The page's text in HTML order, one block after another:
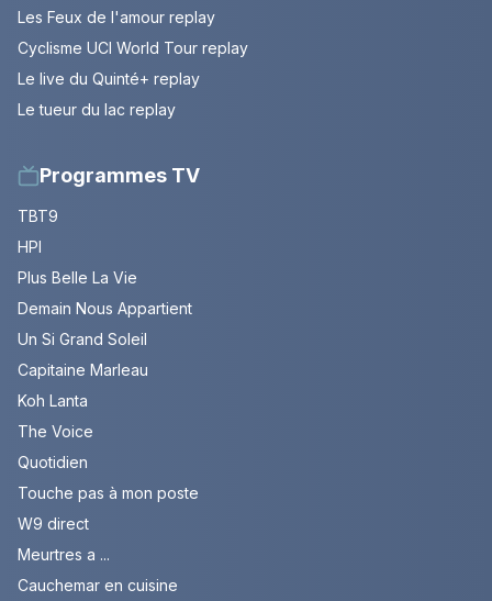
Les Feux de l'amour replay
Cyclisme UCI World Tour replay
Le live du Quinté+ replay
Le tueur du lac replay
Programmes TV
TBT9
HPI
Plus Belle La Vie
Demain Nous Appartient
Un Si Grand Soleil
Capitaine Marleau
Koh Lanta
The Voice
Quotidien
Touche pas à mon poste
W9 direct
Meurtres a ...
Cauchemar en cuisine